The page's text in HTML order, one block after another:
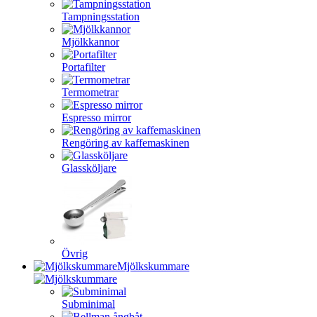
Tampningsstation
Mjölkkannor
Portafilter
Termometrar
Espresso mirror
Rengöring av kaffemaskinen
Glassköljare
Övrig
Mjölkskummare
Subminimal